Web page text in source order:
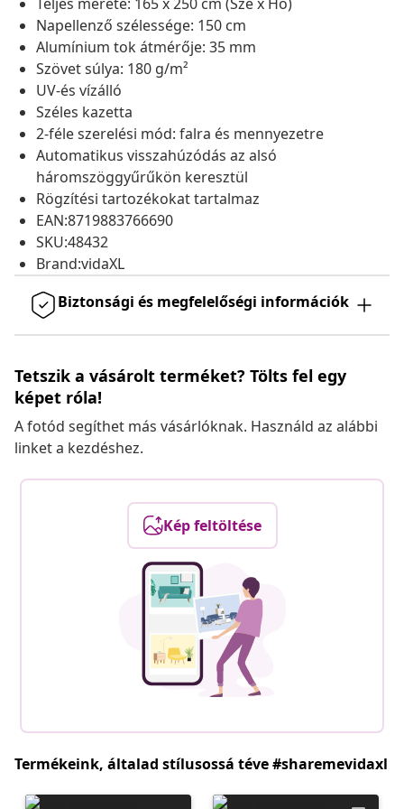
Napellenző szélessége: 150 cm
Alumínium tok átmérője: 35 mm
Szövet súlya: 180 g/m²
UV-és vízálló
Széles kazetta
2-féle szerelési mód: falra és mennyezetre
Automatikus visszahúzódás az alsó
háromszöggyűrűkön keresztül
Rögzítési tartozékokat tartalmaz
EAN:8719883766690
SKU:48432
Brand:vidaXL
Biztonsági és megfelelőségi információk
Tetszik a vásárolt terméket? Tölts fel egy
képet róla!
A fotód segíthet más vásárlóknak. Használd az alábbi
linket a kezdéshez.
Kép feltöltése
Termékeink, általad stílusossá téve #sharemevidaxl